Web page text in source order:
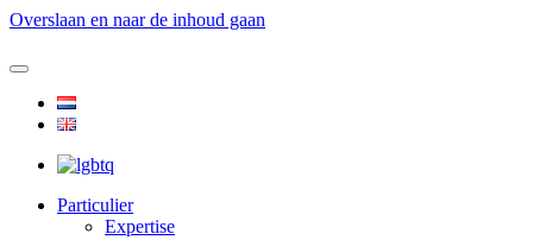
Overslaan en naar de inhoud gaan
Particulier
Expertise